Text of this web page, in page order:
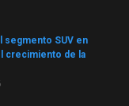
segmento SUV en
crecimiento de la